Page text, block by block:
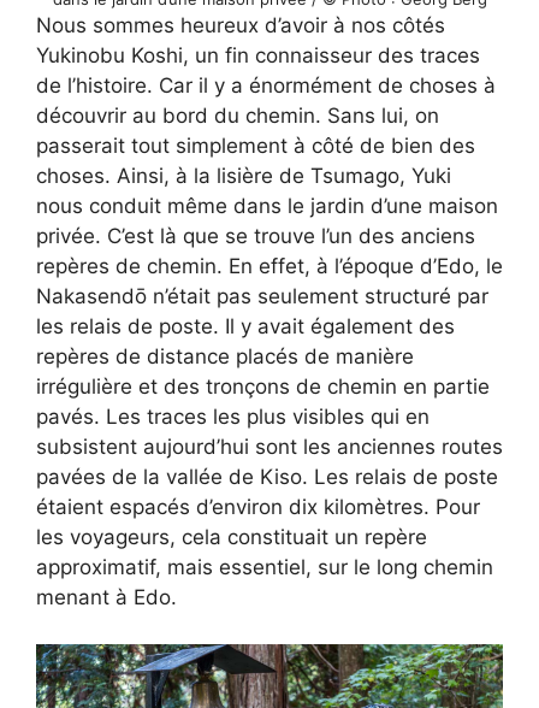
Nous sommes heureux d’avoir à nos côtés
Yukinobu Koshi, un fin connaisseur des traces
de l’histoire. Car il y a énormément de choses à
découvrir au bord du chemin. Sans lui, on
passerait tout simplement à côté de bien des
choses. Ainsi, à la lisière de Tsumago, Yuki
nous conduit même dans le jardin d’une maison
privée. C’est là que se trouve l’un des anciens
repères de chemin. En effet, à l’époque d’Edo, le
Nakasendō n’était pas seulement structuré par
les relais de poste. Il y avait également des
repères de distance placés de manière
irrégulière et des tronçons de chemin en partie
pavés. Les traces les plus visibles qui en
subsistent aujourd’hui sont les anciennes routes
pavées de la vallée de Kiso. Les relais de poste
étaient espacés d’environ dix kilomètres. Pour
les voyageurs, cela constituait un repère
approximatif, mais essentiel, sur le long chemin
menant à Edo.